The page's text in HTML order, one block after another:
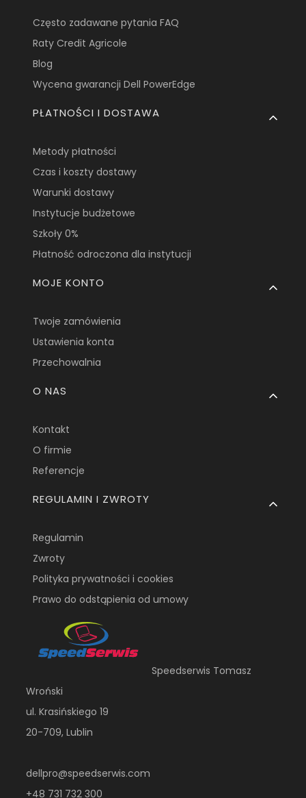
Często zadawane pytania FAQ
Raty Credit Agricole
Blog
Wycena gwarancji Dell PowerEdge
PŁATNOŚCI I DOSTAWA
Metody płatności
Czas i koszty dostawy
Warunki dostawy
Instytucje budżetowe
Szkoły 0%
Płatność odroczona dla instytucji
MOJE KONTO
Twoje zamówienia
Ustawienia konta
Przechowalnia
O NAS
Kontakt
O firmie
Referencje
REGULAMIN I ZWROTY
Regulamin
Zwroty
Polityka prywatności i cookies
Prawo do odstąpienia od umowy
Speedserwis Tomasz
Wroński
ul. Krasińskiego 19
20-709, Lublin
dellpro@speedserwis.com
+48 731 732 300